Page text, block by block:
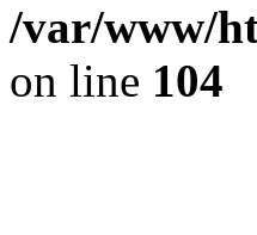
/var/www/
on line 104